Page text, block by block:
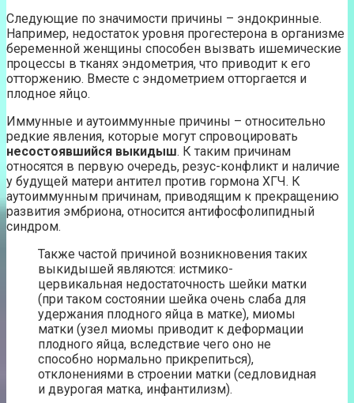
Следующие по значимости причины – эндокринные.
Например, недостаток уровня прогестерона в организме
беременной женщины способен вызвать ишемические
процессы в тканях эндометрия, что приводит к его
отторжению. Вместе с эндометрием отторгается и
плодное яйцо.
Иммунные и аутоиммунные причины – относительно
редкие явления, которые могут спровоцировать
несостоявшийся выкидыш. К таким причинам
относятся в первую очередь, резус-конфликт и наличие
у будущей матери антител против гормона ХГЧ. К
аутоиммунным причинам, приводящим к прекращению
развития эмбриона, относится антифосфолипидный
синдром.
Также частой причиной возникновения таких
выкидышей являются: истмико-
цервикальная недостаточность шейки матки
(при таком состоянии шейка очень слаба для
удержания плодного яйца в матке), миомы
матки (узел миомы приводит к деформации
плодного яйца, вследствие чего оно не
способно нормально прикрепиться),
отклонениями в строении матки (седловидная
и двурогая матка, инфантилизм).